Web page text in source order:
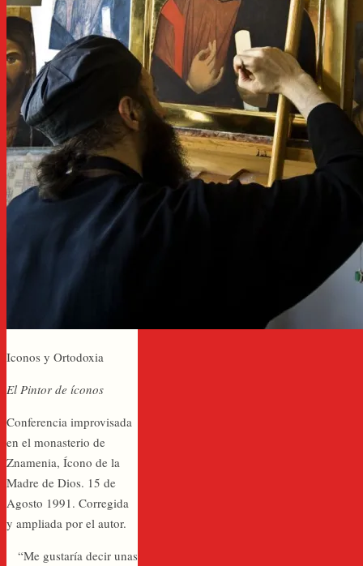
Iconos y Ortodoxia
El Pintor de íconos
Conferencia improvisada
en el monasterio de
Znamenia, Ícono de la
Madre de Dios. 15 de
Agosto 1991. Corregida
y ampliada por el autor.
“Me gustaría decir unas